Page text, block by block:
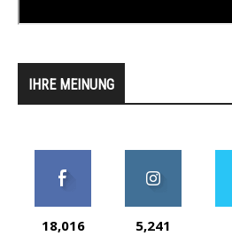
IHRE MEINUNG
18,016 5,241